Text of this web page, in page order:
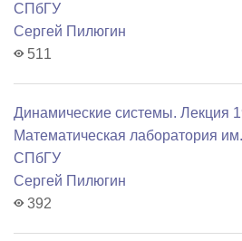
СПбГУ
Сергей Пилюгин
511
Динамические системы. Лекция
Математичеcкая лаборатория
СПбГУ
Сергей Пилюгин
392